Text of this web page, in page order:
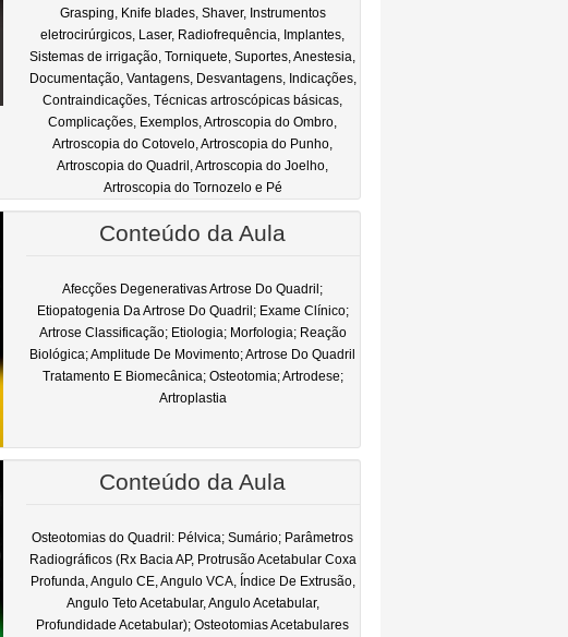
Grasping, Knife blades, Shaver, Instrumentos
eletrocirúrgicos, Laser, Radiofrequência, Implantes,
Sistemas de irrigação, Torniquete, Suportes, Anestesia,
Documentação, Vantagens, Desvantagens, Indicações,
Contraindicações, Técnicas artroscópicas básicas,
Complicações, Exemplos, Artroscopia do Ombro,
Artroscopia do Cotovelo, Artroscopia do Punho,
Artroscopia do Quadril, Artroscopia do Joelho,
Artroscopia do Tornozelo e Pé
Conteúdo da Aula
Afecções Degenerativas Artrose Do Quadril;
Etiopatogenia Da Artrose Do Quadril; Exame Clínico;
Artrose Classificação; Etiologia; Morfologia; Reação
Biológica; Amplitude De Movimento; Artrose Do Quadril
Tratamento E Biomecânica; Osteotomia; Artrodese;
Artroplastia
Conteúdo da Aula
Osteotomias do Quadril: Pélvica; Sumário; Parâmetros
Radiográficos (Rx Bacia AP, Protrusão Acetabular Coxa
Profunda, Angulo CE, Angulo VCA, Índice De Extrusão,
Angulo Teto Acetabular, Angulo Acetabular,
Profundidade Acetabular); Osteotomias Acetabulares